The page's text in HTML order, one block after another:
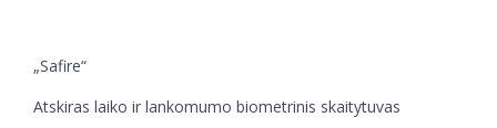
„Safire“
Atskiras laiko ir lankomumo biometrinis skaitytuvas